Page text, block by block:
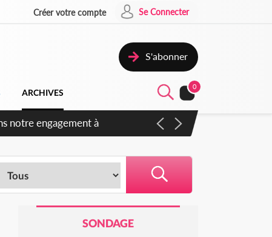
Créer votre compte Se Connecter
S'abonner
ARCHIVES
0
amendements, un exclu
SONDAGE